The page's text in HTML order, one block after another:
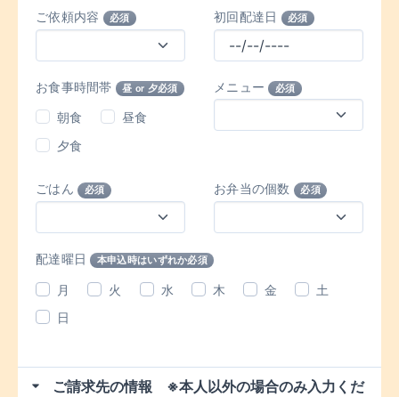
ご依頼内容 必須 初回配達日 必須
お食事時間帯 昼 or 夕必須
朝食
昼食
夕食
メニュー 必須
ごはん 必須 お弁当の個数 必須
配達曜日 本申込時はいずれか必須
月 火 水 木 金
土
日
ご請求先の情報 ※本人以外の場合のみ入力くだ